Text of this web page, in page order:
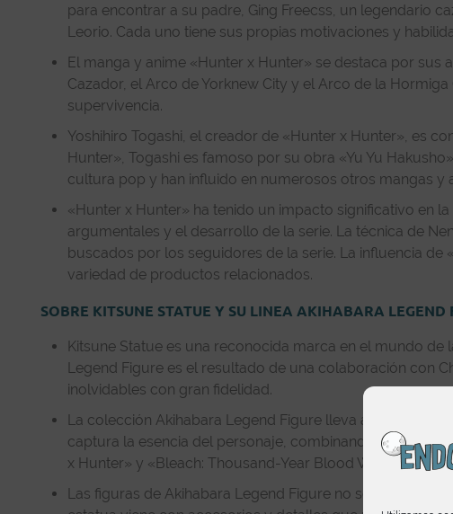
para encontrar a su padre, Ging Freecss, un legendario
Leorio. Cada uno tiene sus propias motivaciones y
El manga y anime «Hunter x Hunter» se destaca por
Cazador, el Arco de Yorknew City y el Arco de la
supervivencia.
Yoshihiro Togashi, el creador de «Hunter x Hunter», es
Hunter», Togashi es famoso por su obra «Yu Yu
cultura pop y han influido en numerosos otros mangas y
«Hunter x Hunter» ha tenido un impacto significativo en
argumentales y el desarrollo de la serie. La técnica de
buscados por los seguidores de la serie. La influencia
variedad de productos relacionados.
SOBRE KITSUNE STATUE Y SU LINEA AKIHABARA LEGEND
Kitsune Statue es una reconocida marca en el mundo de
Legend Figure es el resultado de una colaboración con
inolvidables con gran fidelidad.
La colección Akihabara Legend Figure lleva a los
captura la esencia del personaje, combinando precisión
x Hunter» y «Bleach: Thousand-Year Blood War».
Las figuras de Akihabara Legend Figure no solo